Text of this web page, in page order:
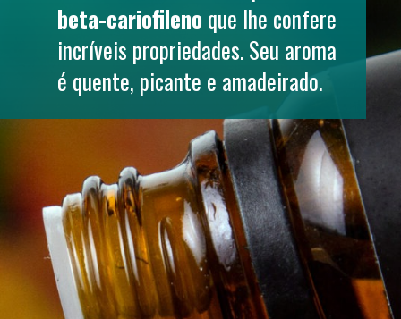
beta-cariofileno que lhe confere
incríveis propriedades. Seu aroma
é quente, picante e amadeirado.